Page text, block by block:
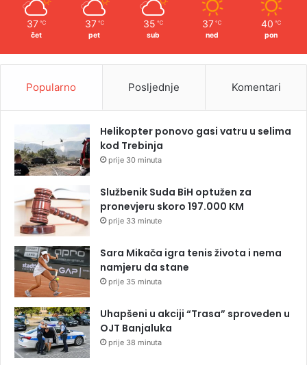
37 ℃
čet
37 ℃
pet
35 ℃
sub
37 ℃
ned
40 ℃
pon
Popularno Posljednje Komentari
Helikopter ponovo gasi vatru u selima
kod Trebinja
prije 30 minuta
Službenik Suda BiH optužen za
pronevjeru skoro 197.000 KM
prije 33 minute
Sara Mikača igra tenis života i nema
namjeru da stane
prije 35 minuta
Uhapšeni u akciji “Trasa” sproveden u
OJT Banjaluka
prije 38 minuta